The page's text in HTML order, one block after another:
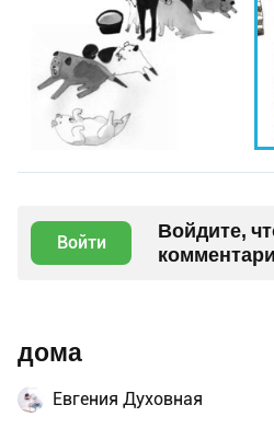
Войти
Войдите,
дома
Евгения Духовная